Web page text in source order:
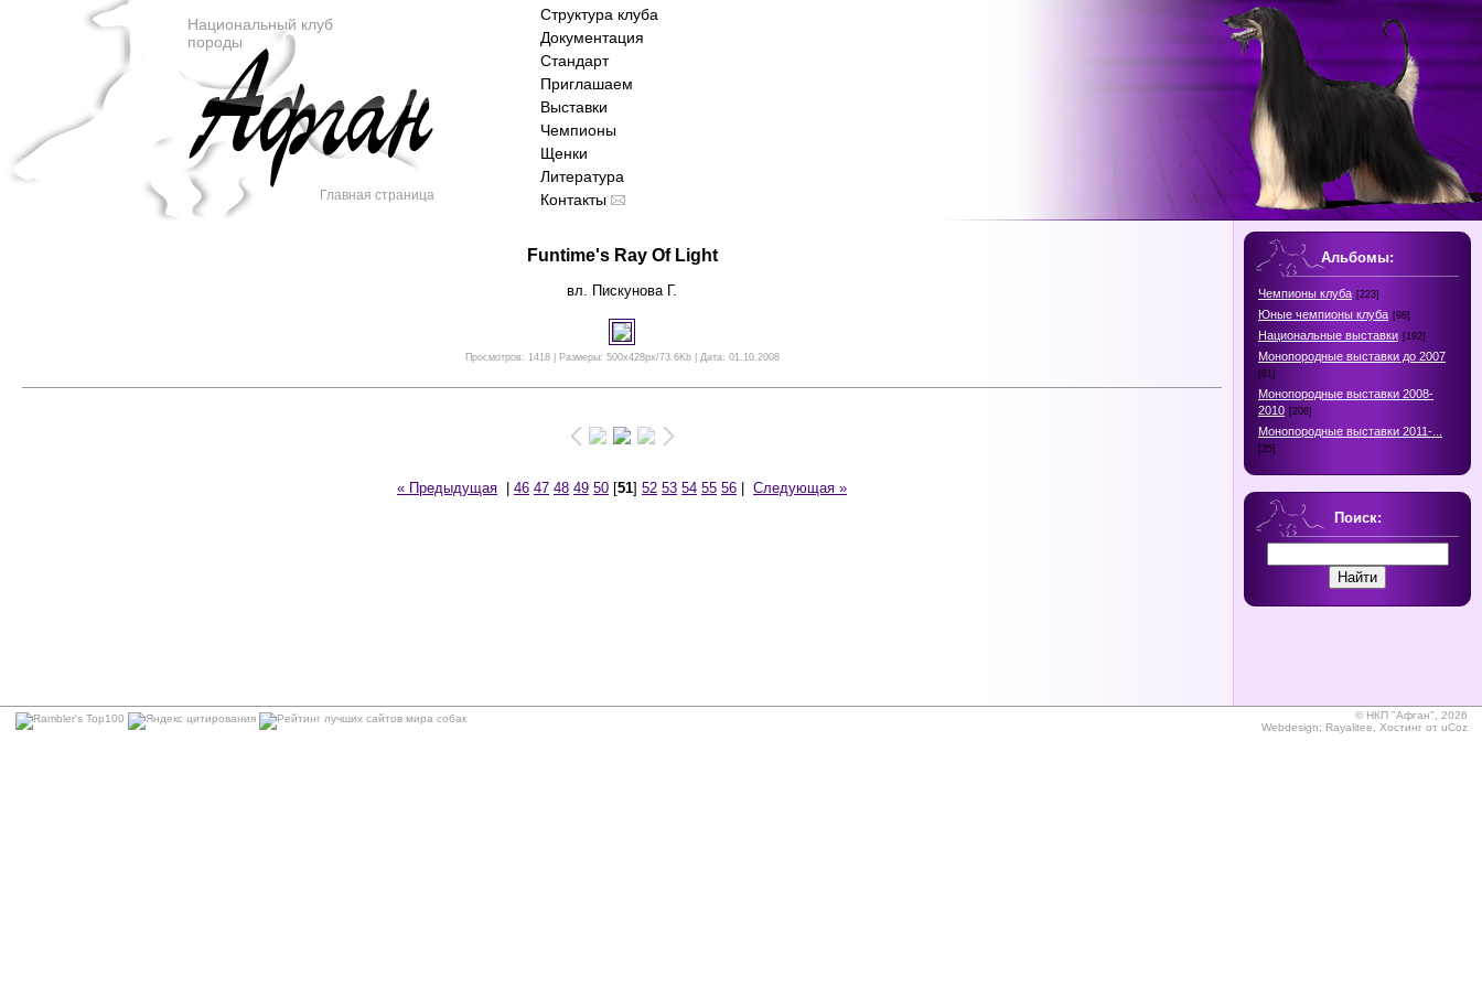
Национальный клуб
породы
Главная страница
Структура клуба
Документация
Стандарт
Приглашаем
Выставки
Чемпионы
Щенки
Литература
Контакты
Funtime's Ray Of Light
вл. Пискунова Г.
Просмотров: 1418 | Размеры: 500x428px/73.6Kb | Дата: 01.10.2008
« Предыдущая 46 47 48 49 50 [51] 52 53 54 55 56 Следующая »
Альбомы:
Чемпионы клуба [223]
Юные чемпионы клуба [98]
Национальные выставки [192]
Монопородные выставки до 2007
[61]
Монопородные выставки 2008-
2010 [208]
Монопородные выставки 2011-...
[25]
Поиск:
©НКП "Афган", 2026
Webdesign: Rayalitee Хостинг от uCoz